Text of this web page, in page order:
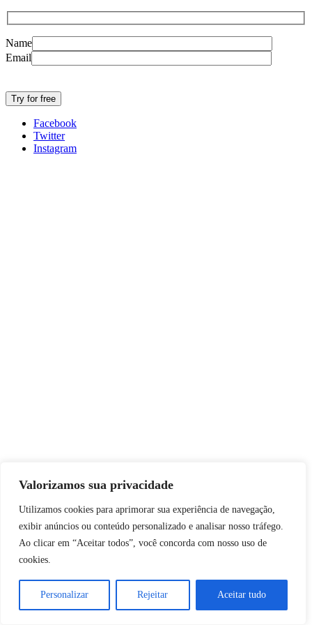
Valorizamos sua privacidade
Utilizamos cookies para aprimorar sua experiência de navegação,
exibir anúncios ou conteúdo personalizado e analisar nosso tráfego.
Ao clicar em “Aceitar todos”, você concorda com nosso uso de
cookies.
Personalizar Rejeitar Aceitar tudo
Name
Email
Facebook
Twitter
Instagram